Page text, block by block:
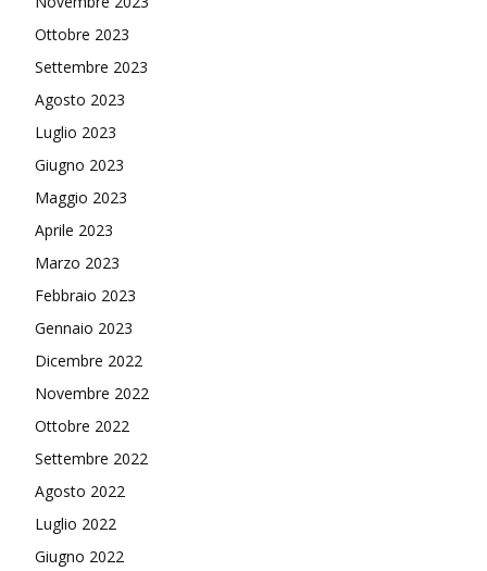
Ottobre 2023
Settembre 2023
Agosto 2023
Luglio 2023
Giugno 2023
Maggio 2023
Aprile 2023
Marzo 2023
Febbraio 2023
Gennaio 2023
Dicembre 2022
Novembre 2022
Ottobre 2022
Settembre 2022
Agosto 2022
Luglio 2022
Giugno 2022